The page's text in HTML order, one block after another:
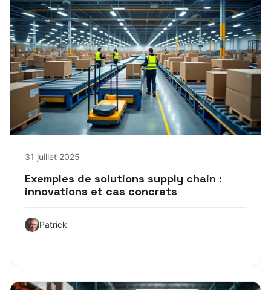
31 juillet 2025
Exemples de solutions supply chain :
innovations et cas concrets
Patrick